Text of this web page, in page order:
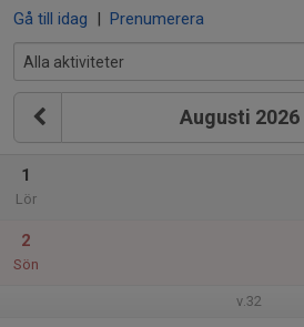
Gå till idag | Prenumerera
Augusti 2026
1
Lör
2
Sön
v.32